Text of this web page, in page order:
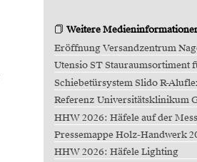
Weitere
Eröffnung Versandzentrum
Utensio ST Stauraumsortiment
Schiebetürsystem Slido R-
Referenz Universitätsklinikum
HHW 2026: Häfele auf der
Pressemappe Holz-Handwerk
HHW 2026: Häfele Lighting